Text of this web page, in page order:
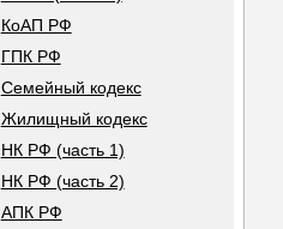
КоАП РФ
ГПК РФ
Семейный кодекс
Жилищный кодекс
НК РФ (часть 1)
НК РФ (часть 2)
АПК РФ